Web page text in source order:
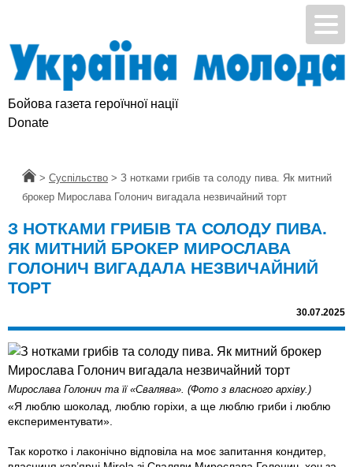
Бойова газета героїчної нації
Підтримай УМ
Головна
> Суспільство > З нотками грибів та солоду пива. Як митний
брокер Мирослава Голонич вигадала незвичайний торт
З НОТКАМИ ГРИБІВ ТА СОЛОДУ ПИВА.
ЯК МИТНИЙ БРОКЕР МИРОСЛАВА
ГОЛОНИЧ ВИГАДАЛА НЕЗВИЧАЙНИЙ
ТОРТ
30.07.2025
Мирослава Голонич та її «Свалява». (Фото з власного архіву.)
«Я люблю шоколад, люблю горіхи, а ще люблю гриби і люблю
експериментувати».
Так коротко і лаконічно відповіла на моє запитання кондитер,